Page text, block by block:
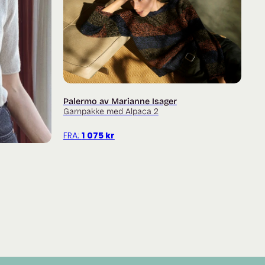
med garn vi ikke fører.
i Alpakka fra Sandnes Garn i fargen på Brent sand
Chai eller 366 Sugar Almond.
i Cashmere 6/28 fra Pascuali i fargen Cream
Palermo av Marianne Isager
Garnpakke med Alpaca 2
FRA: 1 075 kr